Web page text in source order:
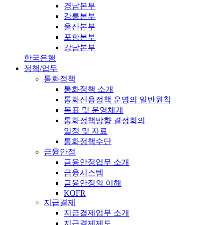
경남본부
강릉본부
울산본부
포항본부
강남본부
한국은행
정책/업무
통화정책
통화정책 소개
통화신용정책 운영의 일반원칙
목표 및 운영체계
통화정책방향 결정회의
일정 및 자료
통화정책수단
금융안정
금융안정업무 소개
금융시스템
금융안정의 이해
KOFR
지급결제
지급결제업무 소개
지급결제제도